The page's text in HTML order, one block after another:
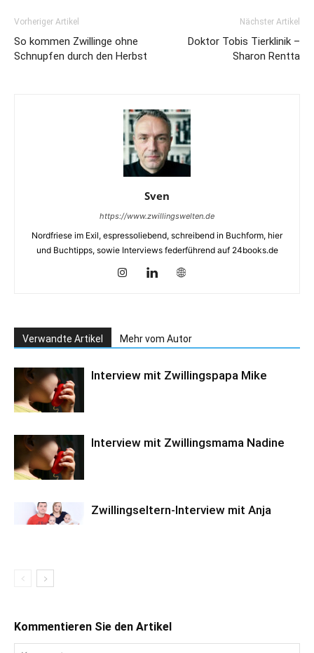
Vorheriger Artikel
So kommen Zwillinge ohne
Schnupfen durch den Herbst
Nächster Artikel
Doktor Tobis Tierklinik –
Sharon Rentta
Sven
https://www.zwillingswelten.de
Nordfriese im Exil, espressoliebend, schreibend in Buchform, hier
und Buchtipps, sowie Interviews federführend auf 24books.de
Verwandte Artikel Mehr vom Autor
Interview mit Zwillingspapa Mike
Interview mit Zwillingsmama Nadine
Zwillingseltern-Interview mit Anja
Kommentieren Sie den Artikel